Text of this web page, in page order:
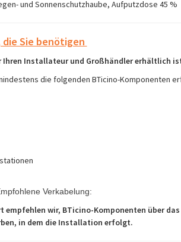
und Sonnenschutzhaube, Aufputzdose 45 %
Sie benötigen
Ihren Installateur und Großhändler erhältlich
die folgenden BTicino-Komponenten
Verkabelung:
empfehlen wir, BTicino-Komponenten über
in dem die Installation erfolgt.